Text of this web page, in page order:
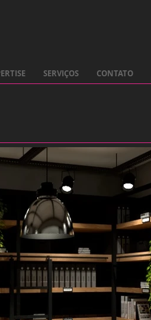
SERVIÇOS CONTATO